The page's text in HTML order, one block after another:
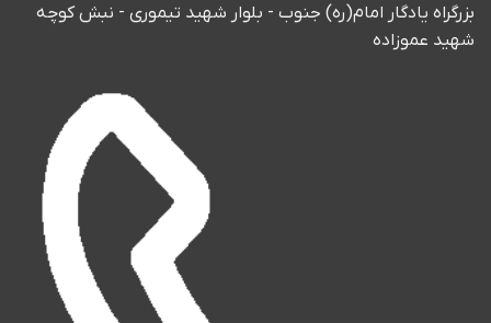
بزرگراه یادگار امام(ره) جنوب - بلوار شهید تیموری - نبش کوچه
شهید عموزاده